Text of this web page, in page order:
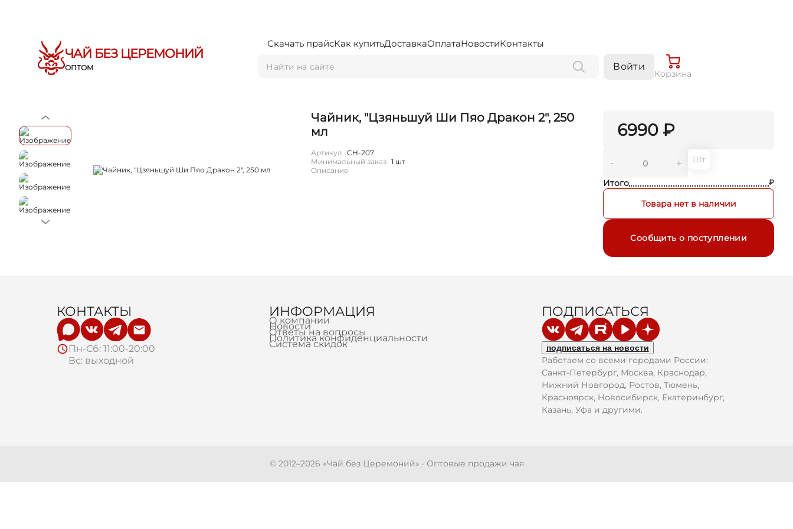
ЧАЙ БЕЗ ЦЕРЕМОНИЙ
ОПТОМ
Скачать прайсКак купитьДоставкаОплатаНовостиКонтакты
Войти
Корзина
Чайник, "Цзяньшуй Ши Пяо Дракон 2", 250
мл
Артикул
CH-207
Минимальный заказ 1 шт
Описание
6990 ₽
- + Шт
Итого ₽
Товара нет в наличии
Сообщить о поступлении
КОНТАКТЫ
Пн-Сб: 11:00-20:00
Вс: выходной
ИНФОРМАЦИЯ
О компании
Новости
Ответы на вопросы
Политика конфиденциальности
Система скидок
ПОДПИСАТЬСЯ
подписаться на новости
Работаем со всеми городами России:
Санкт-Петербург, Москва, Краснодар,
Нижний Новгород, Ростов, Тюмень,
Красноярск, Новосибирск, Екатеринбург,
Казань, Уфа и другими.
© 2012–2026 «Чай без Церемоний» · Оптовые продажи чая